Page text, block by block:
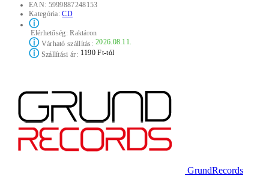
EAN: 5999887248153
Kategória:CD
ⓘ
Elérhetőség:Raktáron
ⓘVárható szállítás: 2026.08.11.
ⓘSzállítási ár: 1190 Ft-tól
GrundRecords